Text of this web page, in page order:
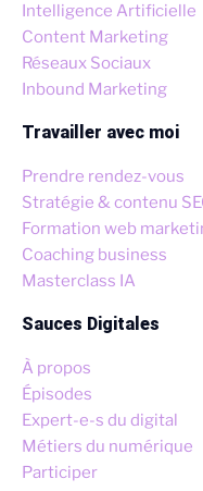
Intelligence Artificielle
Content Marketing
Réseaux Sociaux
Inbound Marketing
Travailler avec moi
Prendre rendez-vous
Stratégie & contenu
Formation web
Coaching business
Masterclass IA
Sauces Digitales
À propos
Épisodes
Expert-e-s du digital
Métiers du numérique
Participer